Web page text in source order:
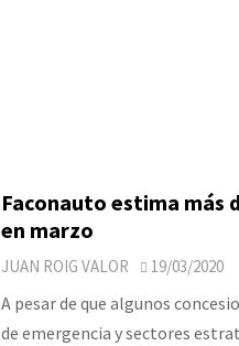
Faconauto estima más
en marzo
JUAN ROIG VALOR 19/03/2020
A pesar de que algunos
de emergencia y sectores